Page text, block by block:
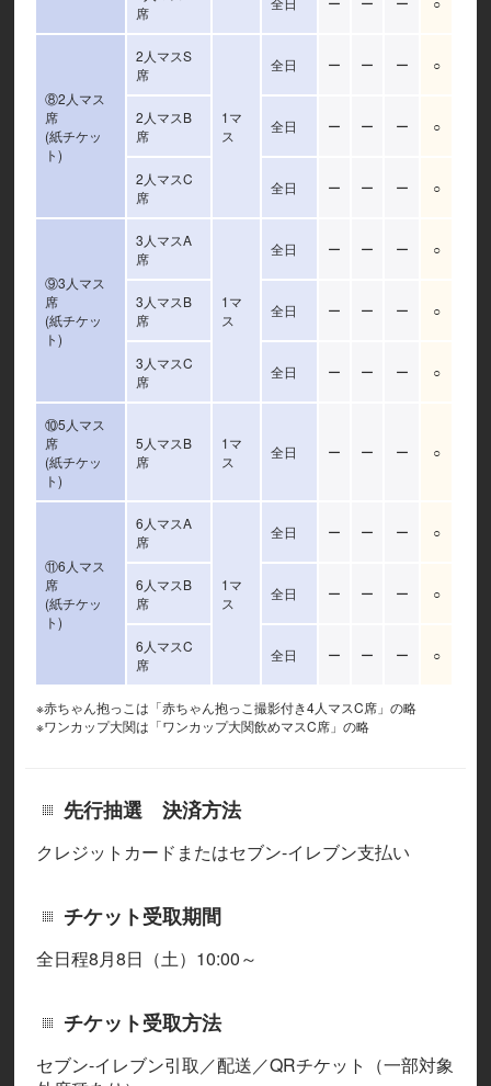
席
⑧2人マス
席
(紙チケッ
ト)
2人マスS
席
1マ
ス
全日 ー ー ー ○
2人マスB
席
全日 ー ー ー ○
2人マスC
席
全日 ー ー ー ○
⑨3人マス
席
(紙チケッ
ト)
3人マスA
席
1マ
ス
全日 ー ー ー ○
3人マスB
席
全日 ー ー ー ○
3人マスC
席
全日 ー ー ー ○
⑩5人マス
席
(紙チケッ
ト)
5人マスB
席
1マ
ス
全日 ー ー ー ○
⑪6人マス
席
(紙チケッ
ト)
6人マスA
席
1マ
ス
全日 ー ー ー ○
6人マスB
席
全日 ー ー ー ○
6人マスC
席
全日 ー ー ー ○
※赤ちゃん抱っこは「赤ちゃん抱っこ撮影付き4人マスC席」の略
※ワンカップ大関は「ワンカップ大関飲めマスC席」の略
先行抽選 決済方法
クレジットカードまたはセブン-イレブン支払い
チケット受取期間
全日程8月8日（土）10:00～
チケット受取方法
セブン-イレブン引取／配送／QRチケット（一部対象